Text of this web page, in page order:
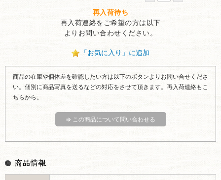
再入荷待ち
再入荷連絡をご希望の方は以下
よりお問い合わせください。
「お気に入り」に追加
商品の在庫や個体差を確認したい方は以下のボタンよりお問い合せくださ
い。個別に商品写真を送るなどの対応をさせて頂きます。再入荷連絡もこ
ちらから。
⇒ この商品について問い合わせる